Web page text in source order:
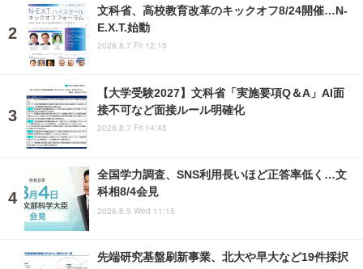
文科省、高校教育改革のキックオフ8/24開催…N-
E.X.T.始動
2026.8.7 Fri 12:15
【大学受験2027】文科省「実施要項Q＆A」AI面
接不可など面接ルール明確化
2026.8.7 Fri 14:45
全国学力調査、SNS利用長いほど正答率低く…文
科相8/4会見
2026.8.5 Wed 11:15
先端研究基盤刷新事業、北大や早大など19件採択